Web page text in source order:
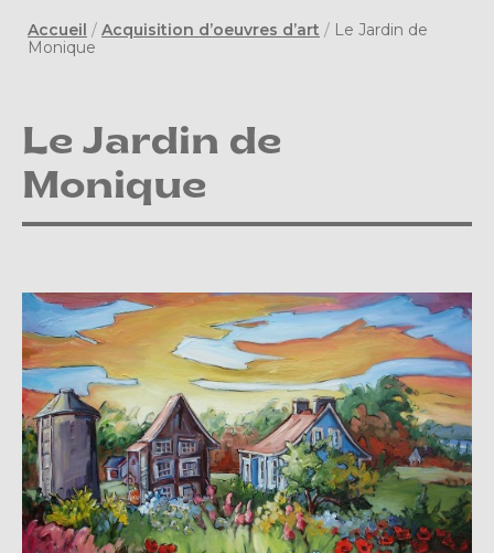
Accueil / Acquisition d’oeuvres d’art / Le Jardin de
Monique
Le Jardin de
Monique